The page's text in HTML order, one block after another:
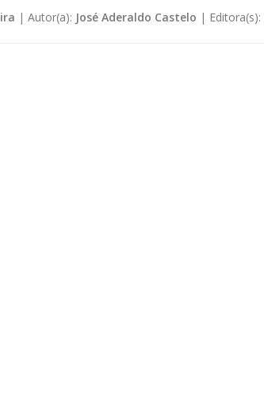
| Autor(a): José Aderaldo Castelo | Editora(s):